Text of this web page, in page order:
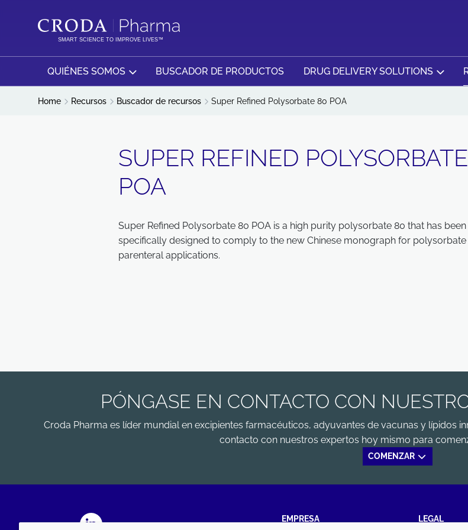
SMART SCIENCE TO IMPROVE LIVES™
QUIÉNES SOMOS BUSCADOR DE PRODUCTOS DRUG DELIVERY SOLUTIONS
Home Recursos Buscador de recursos Super Refined Polysorbate 80 POA
SUPER REFINED
POA
Super Refined Polysorbate 80 POA is a high purity polysorbate 80 that has been
specifically designed to comply to the new Chinese monograph for polysorbate
parenteral applications.
PÓNGASE EN CONTACTO CON
Croda Pharma es líder mundial en excipientes farmacéuticos, adyuvantes de vacunas y lípidos
contacto con nuestros expertos hoy mismo para
COMENZAR
EMPRESA LEGAL